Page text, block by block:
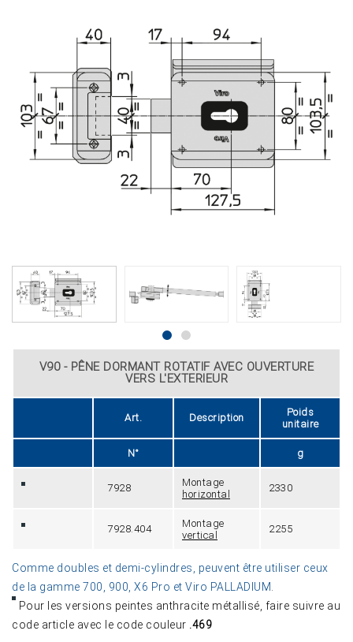
V90 - PÊNE DORMANT ROTATIF AVEC OUVERTURE
VERS L'EXTERIEUR
Art. Description
Poids
unitaire
N° g
7928
Montage
horizontal
2330
7928.404
Montage
vertical
2255
Comme doubles et demi-cylindres, peuvent être utiliser ceux
de la gamme 700, 900, X6 Pro et Viro PALLADIUM
Pour les versions peintes anthracite métallisé, faire suivre au
code article avec le code couleur .469